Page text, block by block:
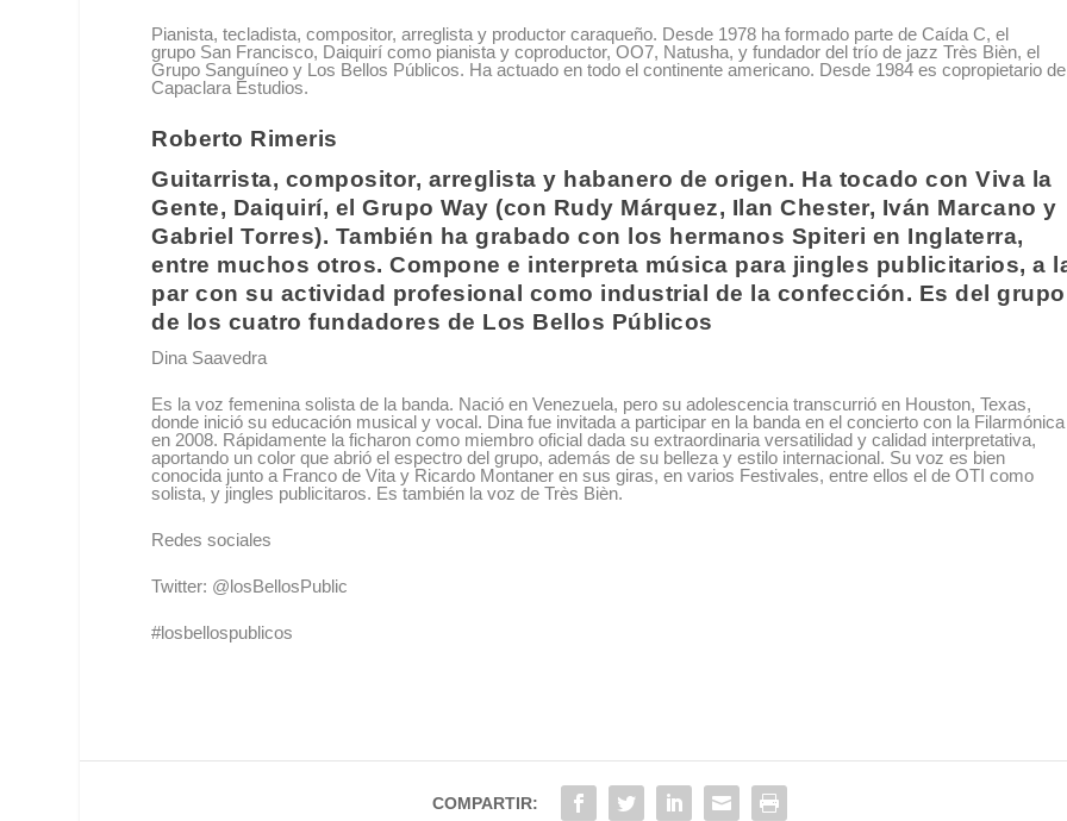
Pianista, tecladista, compositor, arreglista y productor caraqueño. Desde 1978 ha formado parte deCaída C, el
grupo San Francisco, Daiquirí como pianista y coproductor,OO7, Natusha, y fundador del trío de jazzTrès Bièn, el
Grupo Sanguíneo y Los Bellos Públicos. Ha actuado en todo el continente americano. Desde 1984 es copropietario de
Capaclara Estudios.
Roberto Rimeris
Guitarrista, compositor, arreglista y habanero de origen. Ha tocado conViva la
Gente, Daiquirí, el Grupo Way (con Rudy Márquez, Ilan Chester, Iván Marcano y
Gabriel Torres). También ha grabado con los hermanos Spiteri en Inglaterra,
entre muchos otros. Compone e interpreta música para jingles publicitarios, a
par con su actividad profesional como industrial de la confección. Es del grupo
de los cuatro fundadores de Los Bellos Públicos
Dina Saavedra
Es la voz femenina solista de la banda. Nació en Venezuela, pero su adolescencia transcurrió en Houston, Texas,
donde inició su educación musical y vocal. Dina fue invitada a participar en la banda en el concierto con la Filarmónica
en 2008. Rápidamente la ficharon como miembro oficial dada su extraordinaria versatilidad y calidad interpretativa,
aportando un color que abrió el espectro del grupo, además de su belleza y estilo internacional. Su voz es bien
conocida junto a Franco de Vita y Ricardo Montaner en sus giras, en varios Festivales, entre ellos el de OTI como
solista, y jingles publicitaros. Es también la voz deTrès Bièn.
Redes sociales
Twitter: @losBellosPublic
#losbellospublicos
COMPARTIR: